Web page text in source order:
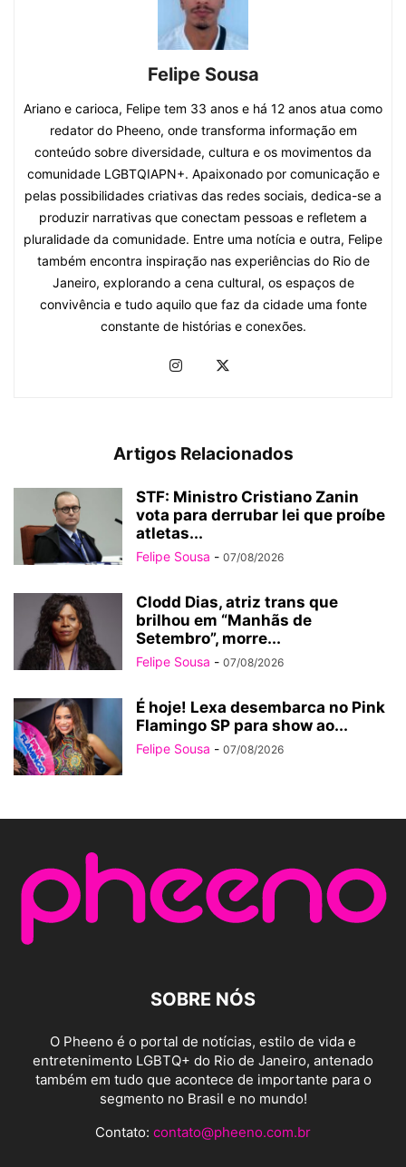
Felipe Sousa
Ariano e carioca, Felipe tem 33 anos e há 12 anos atua como
redator do Pheeno, onde transforma informação em
conteúdo sobre diversidade, cultura e os movimentos da
comunidade LGBTQIAPN+. Apaixonado por comunicação e
pelas possibilidades criativas das redes sociais, dedica-se a
produzir narrativas que conectam pessoas e refletem a
pluralidade da comunidade. Entre uma notícia e outra, Felipe
também encontra inspiração nas experiências do Rio de
Janeiro, explorando a cena cultural, os espaços de
convivência e tudo aquilo que faz da cidade uma fonte
constante de histórias e conexões.
Artigos Relacionados
STF: Ministro Cristiano Zanin
vota para derrubar lei que proíbe
atletas...
Felipe Sousa - 07/08/2026
Clodd Dias, atriz trans que
brilhou em “Manhãs de
Setembro”, morre...
Felipe Sousa - 07/08/2026
É hoje! Lexa desembarca no Pink
Flamingo SP para show ao...
Felipe Sousa - 07/08/2026
SOBRE NÓS
O Pheeno é o portal de notícias, estilo de vida e
entretenimento LGBTQ+ do Rio de Janeiro, antenado
também em tudo que acontece de importante para o
segmento no Brasil e no mundo!
Contato: contato@pheeno.com.br